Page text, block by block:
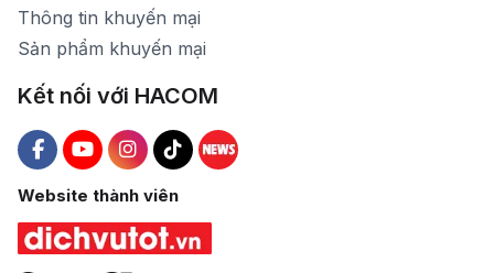
Thông tin khuyến mại
Sản phẩm khuyến mại
Kết nối với HACOM
Hacom Facebook
Hacom YouTube
Hacom Instagram
Hacom TikTok
Website thành viên